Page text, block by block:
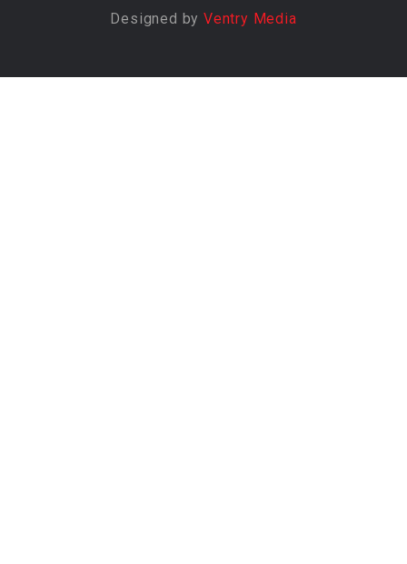
Designed by Ventry Media